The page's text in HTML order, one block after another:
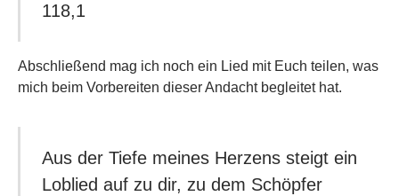
118,1
Abschließend mag ich noch ein Lied mit Euch teilen, was
mich beim Vorbereiten dieser Andacht begleitet hat.
Aus der Tiefe meines Herzens steigt ein
Loblied auf zu dir, zu dem Schöpfer